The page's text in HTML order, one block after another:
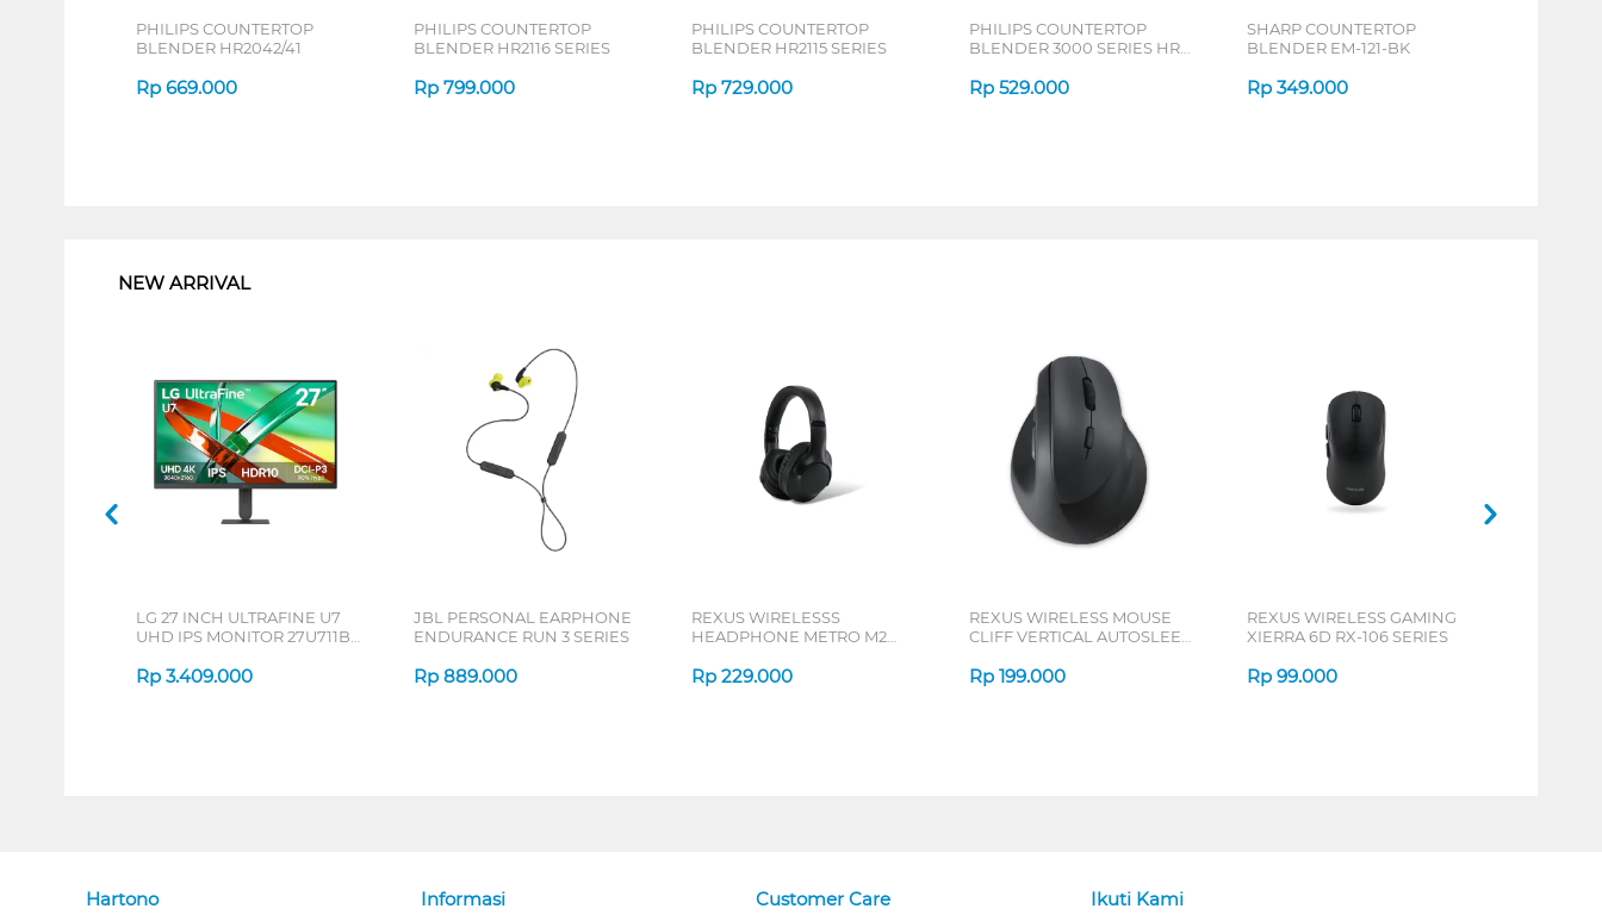
PHILIPS COUNTERTOP
BLENDER HR2042/41
Rp 669.000
PHILIPS COUNTERTOP
BLENDER HR2116 SERIES
Rp 799.000
PHILIPS COUNTERTOP
BLENDER HR2115 SERIES
Rp 729.000
PHILIPS COUNTERTOP
BLENDER 3000 SERIES HR-
Rp 529.000
SHARP COUNTERTOP
BLENDER EM-121-BK
Rp 349.000
NEW ARRIVAL
LG 27 INCH ULTRAFINE U7
UHD IPS MONITOR 27U711B-
Rp 3.409.000
JBL PERSONAL EARPHONE
ENDURANCE RUN 3 SERIES
Rp 889.000
REXUS WIRELESSS
HEADPHONE METRO M2
Rp 229.000
REXUS WIRELESS MOUSE
CLIFF VERTICAL AUTOSLEEP
Rp 199.000
REXUS WIRELESS GAMING
XIERRA 6D RX-106 SERIES
Rp 99.000
Hartono Informasi Customer Care Ikuti Kami